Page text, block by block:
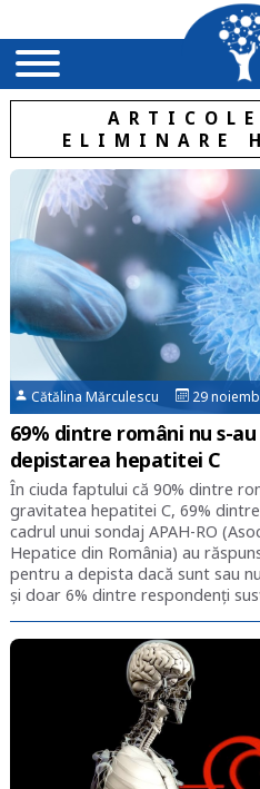
ARTICOLE
ELIMINARE
Cătălina Mărculescu 29
69% dintre români nu s-
depistarea hepatitei C
În ciuda faptului că 90% dintre
gravitatea hepatitei C, 69%
cadrul unui sondaj APAH-RO
Hepatice din România) au
pentru a depista dacă sunt sau
și doar 6% dintre respondenți